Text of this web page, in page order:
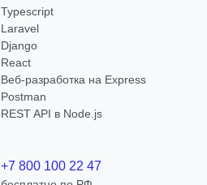
Typescript
Laravel
Django
React
Веб-разработка на Express
Postman
REST API в Node.js
+7 800 100 22 47